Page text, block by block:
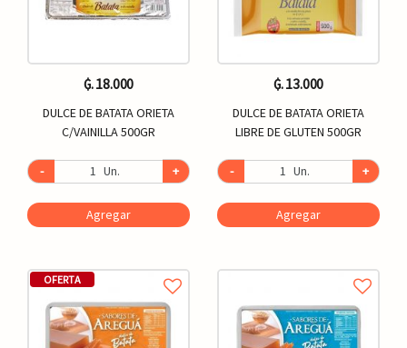
₲. 18.000
DULCE DE BATATA ORIETA
C/VAINILLA 500GR
- Un. +
Agregar
₲. 13.000
DULCE DE BATATA ORIETA
LIBRE DE GLUTEN 500GR
- Un. +
Agregar
OFERTA